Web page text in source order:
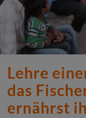
Lehre
das
ernährst